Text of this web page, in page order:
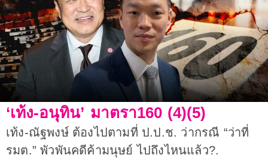
‘เท้ง-อนุทิน’ มาตรา160 (4)(5)
เท้ง-ณัฐพงษ์ ต้องไปตามที่ ป.ป.ช. ว่ากรณี “ว่าที่
รมต.” พัวพันคดีค้ามนุษย์ ไปถึงไหนแล้ว?.